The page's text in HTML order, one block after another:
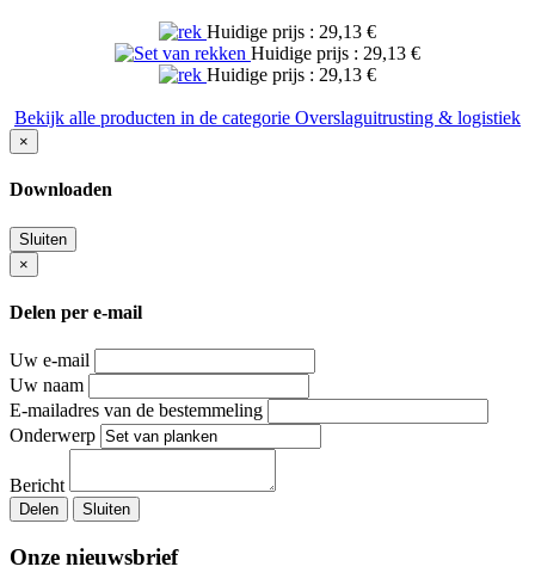
Huidige prijs : 29,13 €
Huidige prijs : 29,13 €
Huidige prijs : 29,13 €
Bekijk alle producten in de categorie Overslaguitrusting & logistiek
×
Downloaden
Sluiten
×
Delen per e-mail
Uw e-mail
Uw naam
E-mailadres van de bestemmeling
Onderwerp
Bericht
Delen Sluiten
Onze nieuwsbrief